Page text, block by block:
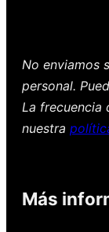
No enviamos
personal.
La frecuencia
nuestra
Más